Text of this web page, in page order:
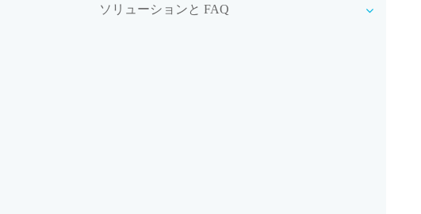
ソリューションと FAQ